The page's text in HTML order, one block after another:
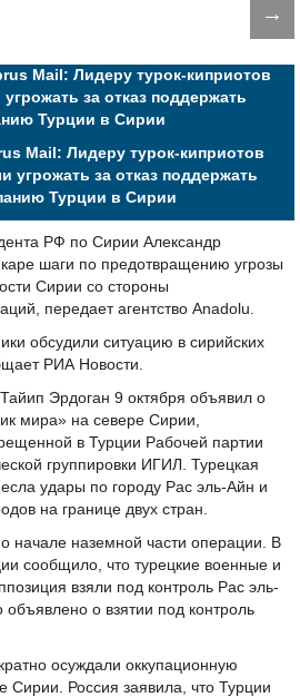
→
Mail: Лидеру турок-киприотов
угрожать за отказ поддержать
Турции в Сирии
РФ по Сирии Александр
шаги по предотвращению угрозы
Сирии со стороны
передает агентство Anadolu.
обсудили ситуацию в сирийских
РИА Новости.
Эрдоган 9 октября объявил о
мира» на севере Сирии,
в Турции Рабочей партии
группировки ИГИЛ. Турецкая
удары по городу Рас эль-Айн и
на границе двух стран.
начале наземной части операции. В
сообщило, что турецкие военные и
взяли под контроль Рас эль-
о взятии под контроль
осуждали оккупационную
Сирии. Россия заявила, что Турции